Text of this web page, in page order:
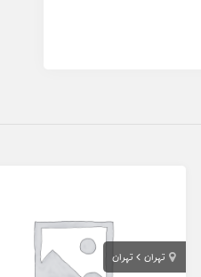
تهران تهران